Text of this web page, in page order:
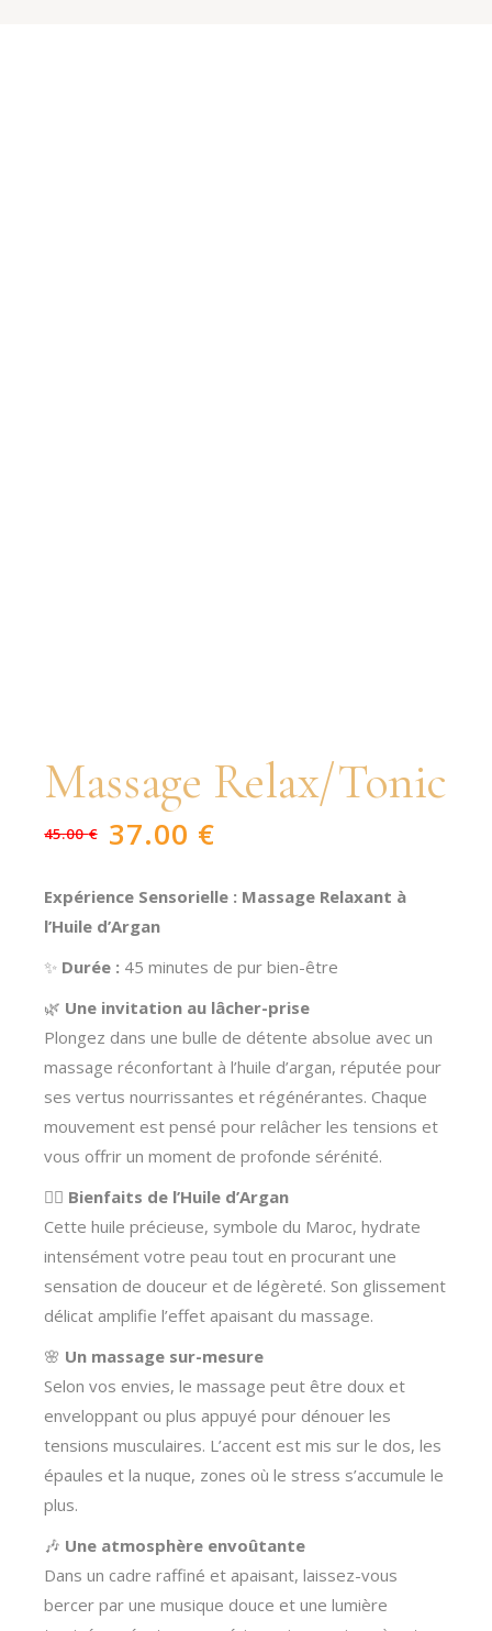
Massage Relax/Tonic
45.00€
Le
45.00 €.
37.00 €
Le
37.00 €.
Expérience Sensorielle : Massage Relaxant à
l’Huile d’Argan
✨ Durée : 45 minutes de pur bien-être
🌿 Une invitation au lâcher-prise
Plongez dans une bulle de détente absolue avec un
massage réconfortant à l’huile d’argan, réputée pour
ses vertus nourrissantes et régénérantes. Chaque
mouvement est pensé pour relâcher les tensions et
vous offrir un moment de profonde sérénité.
💆‍♀️ Bienfaits de l’Huile d’Argan
Cette huile précieuse, symbole du Maroc, hydrate
intensément votre peau tout en procurant une
sensation de douceur et de légèreté. Son glissement
délicat amplifie l’effet apaisant du massage.
🌸 Un massage sur-mesure
Selon vos envies, le massage peut être doux et
enveloppant ou plus appuyé pour dénouer les
tensions musculaires. L’accent est mis sur le dos, les
épaules et la nuque, zones où le stress s’accumule le
plus.
🎶 Une atmosphère envoûtante
Dans un cadre raffiné et apaisant, laissez-vous
bercer par une musique douce et une lumière